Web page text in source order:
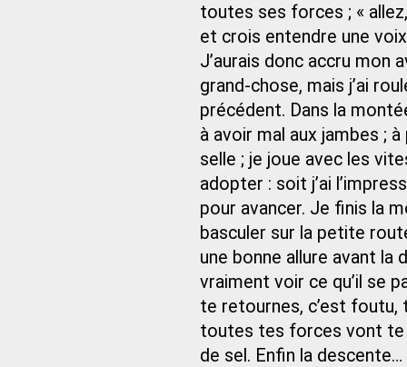
toutes ses forces ; «
et crois entendre une
J’aurais donc accru mon
grand‑chose, mais j’ai
précédent. Dans la
à avoir mal aux jambes ;
selle ; je joue avec les
adopter : soit j’ai
pour avancer. Je finis la
basculer sur la petite
une bonne allure avant la
vraiment voir ce qu’il se
te retournes, c’est
toutes tes forces vont
de sel. Enfin la